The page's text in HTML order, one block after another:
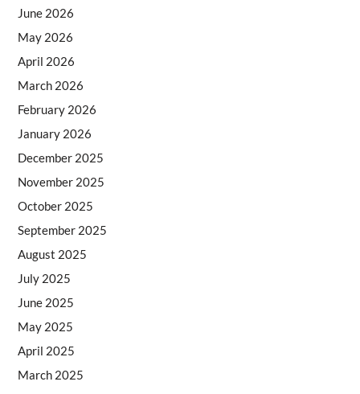
June 2026
May 2026
April 2026
March 2026
February 2026
January 2026
December 2025
November 2025
October 2025
September 2025
August 2025
July 2025
June 2025
May 2025
April 2025
March 2025